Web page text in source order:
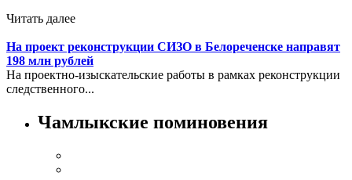
Читать далее
На проект реконструкции СИЗО в Белореченске направят
198 млн рублей
На проектно-изыскательские работы в рамках реконструкции
следственного...
Чамлыкские поминовения